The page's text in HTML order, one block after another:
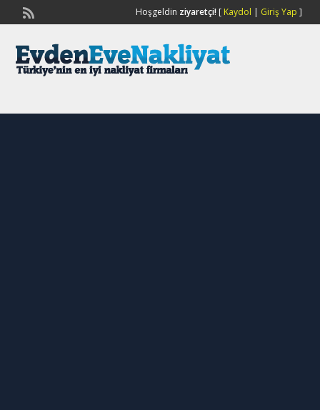
Hoşgeldin ziyaretçi![ Kaydol | Giriş Yap ]